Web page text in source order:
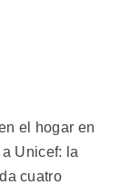
el hogar en
Unicef: la
cuatro